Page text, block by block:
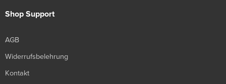
Shop Support
AGB
Widerrufsbelehrung
Kontakt